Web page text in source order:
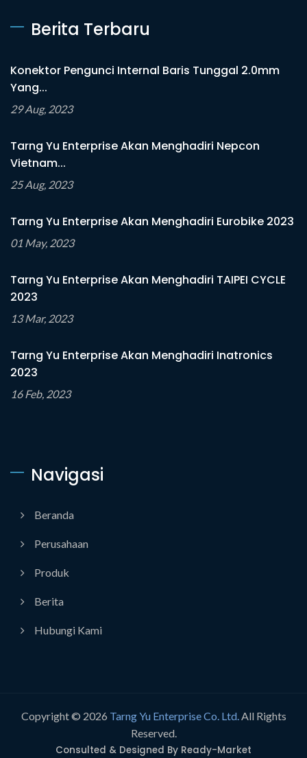
Berita Terbaru
Konektor Pengunci Internal Baris Tunggal 2.0mm
Yang...
29 Aug, 2023
Tarng Yu Enterprise Akan Menghadiri Nepcon
Vietnam...
25 Aug, 2023
Tarng Yu Enterprise Akan Menghadiri Eurobike 2023
01 May, 2023
Tarng Yu Enterprise Akan Menghadiri TAIPEI CYCLE
2023
13 Mar, 2023
Tarng Yu Enterprise Akan Menghadiri Inatronics
2023
16 Feb, 2023
Navigasi
Beranda
Perusahaan
Produk
Berita
Hubungi Kami
Copyright © 2026 Tarng Yu Enterprise Co. Ltd.All Rights
Reserved.
Consulted & Designed By Ready-Market